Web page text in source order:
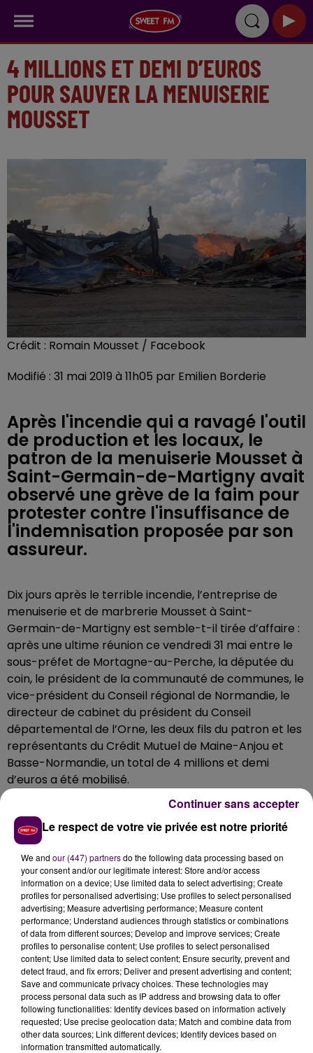
4 MILLIONS ET DEMI D’EUROS
POUR SAUVER LA MENUISERIE
MOUSSET
Crédit : Romain Mousset / Facebook
Modifié : 31 mai 2019 à 11h05 par Emilien Borderie
Après l'incendie qui a ravagé l'outil
de production et les locaux, le
patron de la menuiserie Mousset à
Saint-Germain-de-Martigny avait
observé une grève de la faim pour
protester contre l'insuffisance de
l'indemnisation proposée par son
assureur.
Dix jours après le terrible incendie, l’entreprise de
menuiserie et de marbrerie Mousset à Saint-
Germain-de-Martigny est semble-t-il tirée d’affaire :
après une ultime réunion ce vendredi 31 mai entre le
sous-préfet de Mortagne-au-Perche, la députée du
coin, le président de la communauté de communes, le
vice-président du Conseil régional de Normandie, le
directeur de cabinet du président du Conseil
départemental de l’Orne, les deux fils du patron et les
représentants du Crédit Mutuel de Maine-Anjou et
Basse-Normandie, un total de 4 millions et demi
d’euros a été mobilisé.
"Après un nouvel effort du Crédit Mutuel et avec un
engagement financier de la région et du
département, cette réunion a permis de sauver
l’entreprise Mousset suite au sinistre accidentel qui a
dévasté ses locaux et son outil de production"
affirment les services du Conseil départemental,
précisant que la somme va permettre de"préserver
tous les emplois, sauver un savoir-faire reconnu et
poursuivre le développement". Les postes des vingt-
huit salariés étaient en jeu :"La famille Mousset a su
trouver le courage et l'énergie nécessaires pour
maintenir cette activité au cœur du Perche avec
tous ses collaborateurs".
Le respect de votre vie privée est notre priorité
We and our (447) partnersdo the following data processing based on
your consent and/or our legitimate interest: Store and/or access
information on a device; Use limited data to select advertising; Create
profiles for personalised advertising; Use profiles to select personalised
advertising; Measure advertising performance; Measure content
performance; Understand audiences through statistics or combinations
of data from different sources; Develop and improve services; Create
profiles to personalise content; Use profiles to select personalised
content; Use limited data to select content; Ensure security, prevent and
detect fraud, and fix errors; Deliver and present advertising and content;
Save and communicate privacy choices. These technologies may
process personal data such as IP address and browsing data to offer
following functionalities: Identify devices based on information actively
requested; Use precise geolocation data; Match and combine data from
other data sources; Link different devices; Identify devices based on
information transmitted automatically.
Continuer sans accepter